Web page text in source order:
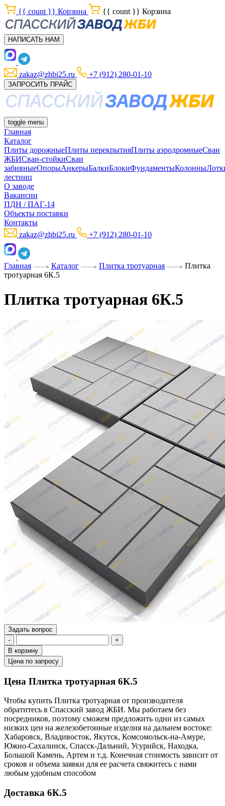
{{ count }} Корзина {{ count }} Корзина
НАПИСАТЬ НАМ
zakaz@zhbi25.ru +7 (912) 280-01-10
ЗАПРОСИТЬ ПРАЙС
toggle menu
Главная
Каталог
Плиты дорожныеПлиты перекрытияПлиты аэродромныеСваи
ЖБИСваи-стойкиСваи
забивныеОпорыАнкерыБалкиБлокиФундаментыКолонны
лестниц
О заводе
Вакансии
ПДН / ПАГ-14
Объекты поставки
Контакты
zakaz@zhbi25.ru
+7 (912) 280-01-10
Главная Каталог Плитка тротуарная
Плитка
тротуарная 6К.5
Плитка тротуарная 6К.5
Задать вопрос
-
+
В корзину
Цена по запросу
Цена Плитка тротуарная 6К.5
Чтобы купить Плитка тротуарная от производителя
обратитесь в Cпасский завод ЖБИ. Мы работаем без
посредников, поэтому сможем предложить одни из самых
низких цен на железобетонные изделия на дальнем востоке:
Хабаровск, Владивосток, Якутск, Комсомольск-на-Амуре,
Южно-Сахалинск, Спасск-Дальний, Усурийск, Находка,
Большой Камень, Артем и т.д. Конечная стоимость зависит от
сроков и объема заявки для ее расчета свяжитесь с нами
любым удобным способом
Доставка 6К.5